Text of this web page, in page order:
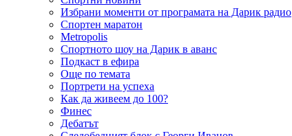
Избрани моменти от програмата на Дарик радио
Спортен маратон
Metropolis
Спортното шоу на Дарик в аванс
Подкаст в ефира
Още по темата
Портрети на успеха
Как да живеем до 100?
Финес
Дебатът